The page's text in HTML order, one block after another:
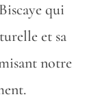
qui
et sa
notre